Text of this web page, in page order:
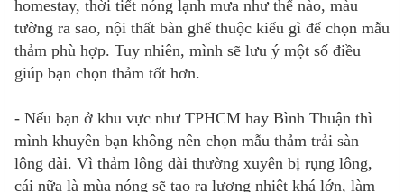
homestay, thời tiết nóng lạnh mưa như thế nào, màu
tường ra sao, nội thất bàn ghế thuộc kiểu gì để chọn mẫu
thảm phù hợp. Tuy nhiên, mình sẽ lưu ý một số điều
giúp bạn chọn thảm tốt hơn.
- Nếu bạn ở khu vực như TPHCM hay Bình Thuận thì
mình khuyên bạn không nên chọn mẫu thảm trải sàn
lông dài. Vì thảm lông dài thường xuyên bị rụng lông,
cái nữa là mùa nóng sẽ tạo ra lượng nhiệt khá lớn, làm